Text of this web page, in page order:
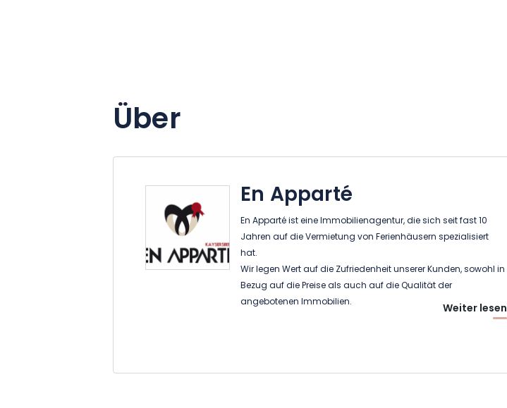
Über
En Apparté
En Apparté ist eine Immobilienagentur, die sich seit fast 10
Jahren auf die Vermietung von Ferienhäusern spezialisiert
hat.
Wir legen Wert auf die Zufriedenheit unserer Kunden, sowohl in
Bezug auf die Preise als auch auf die Qualität der
angebotenen Immobilien.
Weiter lesen